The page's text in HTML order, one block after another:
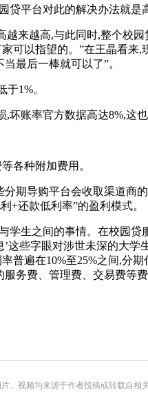
平台对此的解决办法就是
越高,与此同时,整个校
可以指望的。”在王晶看
最后一棒就可以了”。
1%。
率官方数据高达8%,这也
种附加费用。
导购平台会收取渠道商
+还款低利率”的盈利模式。
生之间的事情。在校园贷
’这些字眼对涉世未深的大
普遍在10%至25%之间,分
务费、管理费、交易费等
视频均来源于作者投稿或转载自相